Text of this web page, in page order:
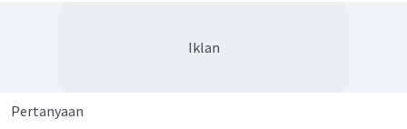
Iklan
Pertanyaan